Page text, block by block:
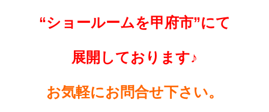
“ショールームを甲府市”にて
展開しております♪
お気軽にお問合せ下さい。